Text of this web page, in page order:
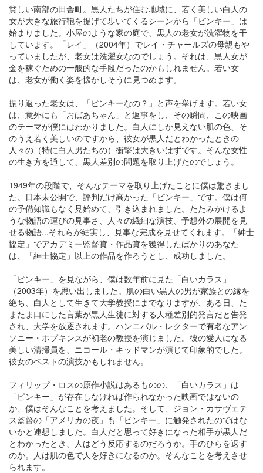
貧しい南部の田舎町。黒人たちが住む地域に、若く美しい白人の
女が大きな旅行鞄を提げて歩いてくるシーンから「ピンキー」は
始まりました。小屋のような家の庭で、黒人の老女が洗濯物を干
しています。「レイ」（2004年）でレイ・チャールズの母親もや
っていましたが、老女は洗濯女なのでしょう。それは、黒人女が
金を稼ぐための一般的な手段だったのかもしれません。若い女
は、老女が働く姿を懐かしそうに見つめます。
振り返った老女は、「ピンキーなの？」と声を挙げます。若い女
は、意外にも「おばあちゃん」と返事をし、その瞬間、この映画
のテーマが僕にはわかりました。白人にしか見えない肌の色、そ
のうえ若く美しいのですから、彼女が黒人だとわかったときの
人々の（特に白人男たちの）衝撃は大きいはずです。そんな女性
の生き方を通して、黒人差別の問題を取り上げたのでしょう。
1949年の段階で、そんなテーマを取り上げたことに僕は驚きまし
た。日本未公開で、評判だけ高かった「ピンキー」です。僕は何
の予備知識もなく見始めて、引き込まれました。たたみかけるよ
うな物語の運びの見事さ、人々の繊細な演技、予想外の展開を見
せる物語...それらが結実し、見事な完成を見せてくれます。「紳士
協定」でアカデミー監督賞・作品賞を獲得したばかりのあなた
は、「紳士協定」以上の作品を作ろうとし、成功しました。
「ピンキー」を見ながら、僕は数年前に見た「白いカラス」
（2003年）を思い出しました。肌の白い黒人の男が家族との縁を
絶ち、白人として生きて大学教授にまでなりますが、ある日、た
またま口にした言葉が黒人生徒に対する人種差別的発言だと告発
され、大学を放逐されます。ハンニバル・レクターで有名なアン
ソニー・ホプキンスが初老の教授を演じました。彼の愛人になる
美しい清掃員を、ニコール・キッドマンが演じて印象的でした。
彼女のベストの演技かもしれません。
フィリップ・ロスの原作小説はあるものの、「白いカラス」は
「ピンキー」が存在しなければ作られなかった映画ではないの
か、僕はそんなことを考えました。そして、ジョン・カサヴェテ
ス監督の「アメリカの夜」も「ピンキー」に触発されたのではな
いかと連想しました。白人だと思って好きになった相手が黒人だ
とわかったとき、人はどう反応するのだろうか。手のひらを返す
のか。人は肌の色で人を好きになるのか。そんなことを考えさせ
られます。